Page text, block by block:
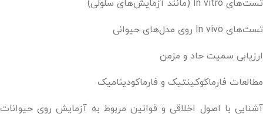
تست‌های In vitro (مانند آزمایش‌های سلولی)
تست‌های In vivo روی مدل‌های حیوانی
ارزیابی سمیت حاد و مزمن
مطالعات فارماکوکینتیک و فارماکودینامیک
آشنایی با اصول اخلاقی و قوانین مربوط به آزمایش روی حیوانات